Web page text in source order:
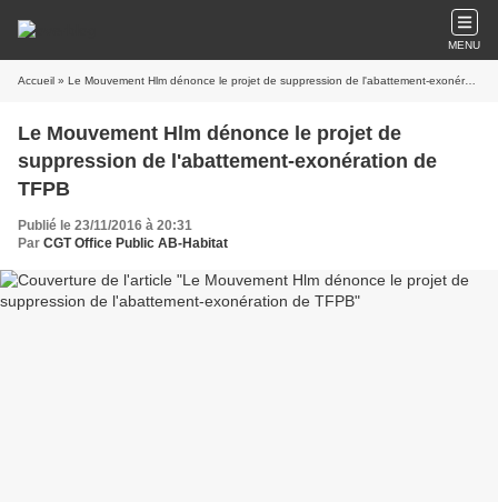
MENU
Accueil » Le Mouvement Hlm dénonce le projet de suppression de l'abattement-exonération de TFPB
Le Mouvement Hlm dénonce le projet de
suppression de l'abattement-exonération de
TFPB
Publié le 23/11/2016 à 20:31
Par CGT Office Public AB-Habitat